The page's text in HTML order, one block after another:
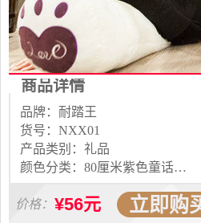
商品详情
品牌：耐踏王
货号：NXX01
产品类别：礼品
颜色分类：80厘米紫色童话熊 80厘米红色童话熊 1米紫色童话熊 1米红色童话熊 1米紫色暖心熊 1米橘色暖心熊 1.2米紫色童话熊 1.2米红色童话熊 1.2米紫色暖心熊 1.2米橘色暖心熊 1.4米紫色童话熊 1.4米红色童话熊 1.4米紫色暖心熊 1.4米橘色暖心熊 1.6米紫色童话熊 1.6米红色童话熊 1.6米紫色暖心熊 1.6米橘色暖心熊 1.8米紫色童话熊 1.8米紫色暖心熊 2米紫色童话熊 2米紫色暖心熊 2.6米紫色童话熊 2.6米紫色暖心熊
价格： ¥56元 立即购